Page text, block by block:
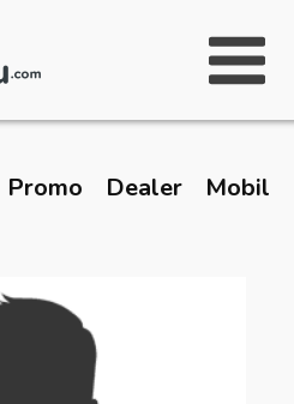
Dealer Mobil